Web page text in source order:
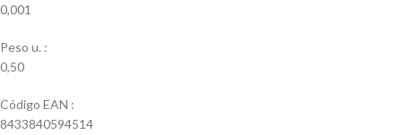
0,001
Peso u. :
0,50
Código EAN :
8433840594514